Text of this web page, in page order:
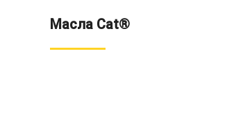
Масла Cat®